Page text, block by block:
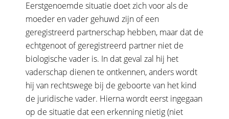
Eerstgenoemde situatie doet zich voor als de
moeder en vader gehuwd zijn of een
geregistreerd partnerschap hebben, maar dat de
echtgenoot of geregistreerd partner niet de
biologische vader is. In dat geval zal hij het
vaderschap dienen te ontkennen, anders wordt
hij van rechtswege bij de geboorte van het kind
de juridische vader. Hierna wordt eerst ingegaan
op de situatie dat een erkenning nietig (niet